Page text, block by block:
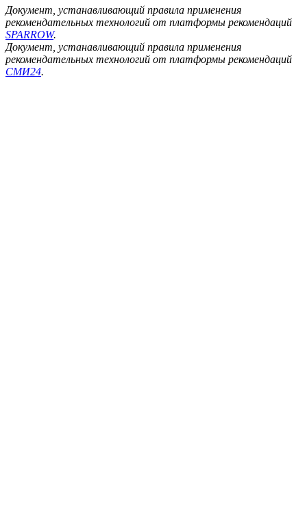
Документ, устанавливающий правила применения
рекомендательных технологий от платформы рекомендаций
SPARROW.
Документ, устанавливающий правила применения
рекомендательных технологий от платформы рекомендаций
СМИ24.